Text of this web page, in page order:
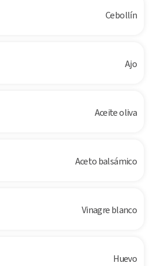
Cebollín
Ajo
Aceite oliva
Aceto balsámico
Vinagre blanco
Huevo